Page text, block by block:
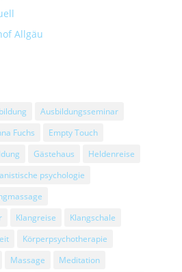
Allgäu
Ausbildungsseminar
Fuchs
Empty Touch
Gästehaus
Heldenreise
psychologie
Klangreise
Klangschale
Körperpsychotherapie
Massage
Meditation